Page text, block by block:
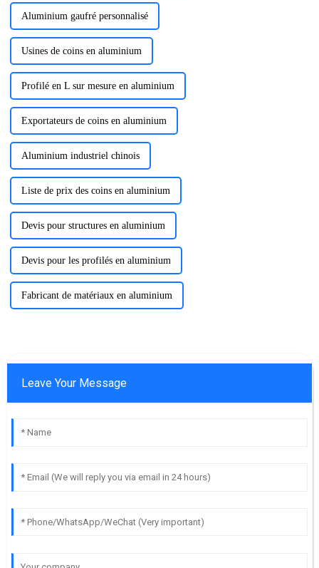
Aluminium gaufré personnalisé
Usines de coins en aluminium
Profilé en L sur mesure en aluminium
Exportateurs de coins en aluminium
Aluminium industriel chinois
Liste de prix des coins en aluminium
Devis pour structures en aluminium
Devis pour les profilés en aluminium
Fabricant de matériaux en aluminium
Leave Your Message